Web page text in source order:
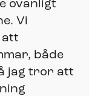
ovanligt
Vi
att
både
jag tror att